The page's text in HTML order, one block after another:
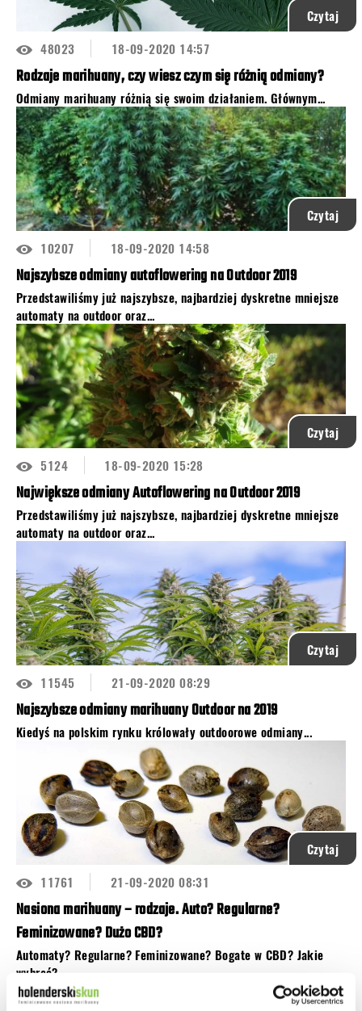
Czytaj
48023
18-09-2020 14:57
Rodzaje marihuany, czy wiesz czym się różnią odmiany?
Odmiany marihuany różnią się swoim działaniem. Głównym...
Czytaj
10207
18-09-2020 14:58
Najszybsze odmiany autoflowering na Outdoor 2019
Przedstawiliśmy już najszybsze, najbardziej dyskretne mniejsze
automaty na outdoor oraz...
Czytaj
5124
18-09-2020 15:28
Największe odmiany Autoflowering na Outdoor 2019
Przedstawiliśmy już najszybsze, najbardziej dyskretne mniejsze
automaty na outdoor oraz...
Czytaj
11545
21-09-2020 08:29
Najszybsze odmiany marihuany Outdoor na 2019
Kiedyś na polskim rynku królowały outdoorowe odmiany...
Czytaj
11761
21-09-2020 08:31
Nasiona marihuany – rodzaje. Auto? Regularne?
Feminizowane? Dużo CBD?
Automaty? Regularne? Feminizowane? Bogate w CBD? Jakie
wybrać?
Nie ma tutaj...